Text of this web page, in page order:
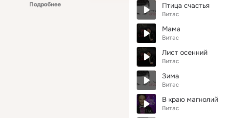
Подробнее
Птица счастья
Витас
Мама
Витас
Лист осенний
Витас
Зима
Витас
В краю магнолий
Витас